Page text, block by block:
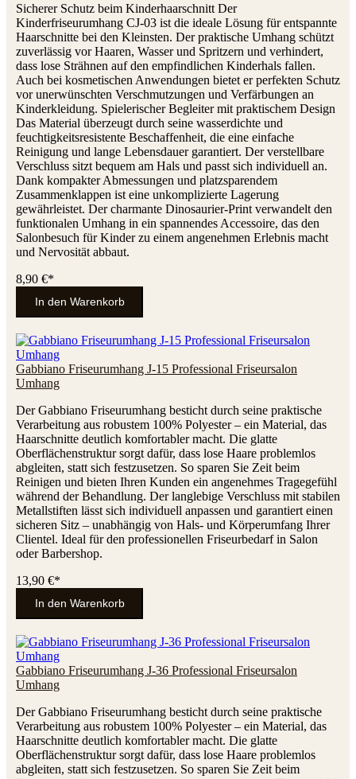
Sicherer Schutz beim Kinderhaarschnitt Der
Kinderfriseurumhang CJ-03 ist die ideale Lösung für entspannte
Haarschnitte bei den Kleinsten. Der praktische Umhang schützt
zuverlässig vor Haaren, Wasser und Spritzern und verhindert,
dass lose Strähnen auf den empfindlichen Kinderhals fallen.
Auch bei kosmetischen Anwendungen bietet er perfekten Schutz
vor unerwünschten Verschmutzungen und Verfärbungen an
Kinderkleidung. Spielerischer Begleiter mit praktischem Design
Das Material überzeugt durch seine wasserdichte und
feuchtigkeitsresistente Beschaffenheit, die eine einfache
Reinigung und lange Lebensdauer garantiert. Der verstellbare
Verschluss sitzt bequem am Hals und passt sich individuell an.
Dank kompakter Abmessungen und platzsparendem
Zusammenklappen ist eine unkomplizierte Lagerung
gewährleistet. Der charmante Dinosaurier-Print verwandelt den
funktionalen Umhang in ein spannendes Accessoire, das den
Salonbesuch für Kinder zu einem angenehmen Erlebnis macht
und Nervosität abbaut.
8,90 €*
In den Warenkorb
Gabbiano Friseurumhang J-15 Professional Friseursalon
Umhang
Der Gabbiano Friseurumhang besticht durch seine praktische
Verarbeitung aus robustem 100% Polyester – ein Material, das
Haarschnitte deutlich komfortabler macht. Die glatte
Oberflächenstruktur sorgt dafür, dass lose Haare problemlos
abgleiten, statt sich festzusetzen. So sparen Sie Zeit beim
Reinigen und bieten Ihren Kunden ein angenehmes Tragegefühl
während der Behandlung. Der langlebige Verschluss mit stabilen
Metallstiften lässt sich individuell anpassen und garantiert einen
sicheren Sitz – unabhängig von Hals- und Körperumfang Ihrer
Clientel. Ideal für den professionellen Friseurbedarf in Salon
oder Barbershop.
13,90 €*
In den Warenkorb
Gabbiano Friseurumhang J-36 Professional Friseursalon
Umhang
Der Gabbiano Friseurumhang besticht durch seine praktische
Verarbeitung aus robustem 100% Polyester – ein Material, das
Haarschnitte deutlich komfortabler macht. Die glatte
Oberflächenstruktur sorgt dafür, dass lose Haare problemlos
abgleiten, statt sich festzusetzen. So sparen Sie Zeit beim